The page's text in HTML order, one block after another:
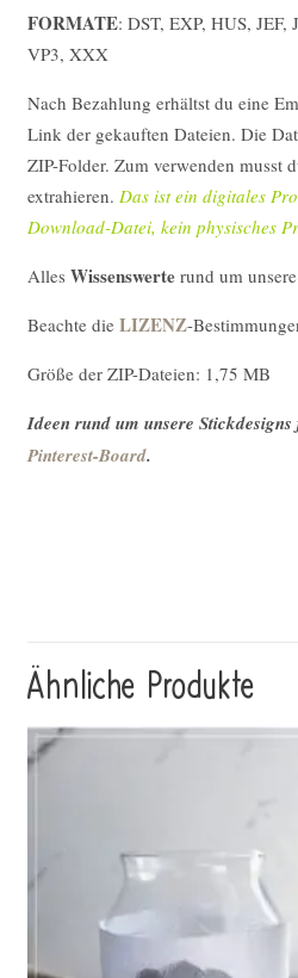
FORMATE: DST, EXP, HUS, JEF,
VP3, XXX
Nach Bezahlung erhältst du eine
Link der gekauften Dateien. Die
ZIP-Folder. Zum verwenden musst
extrahieren. Das ist ein digitales
Download-Datei, kein physisches
Alles Wissenswerterund um
Beachte die LIZENZ-
Größe der ZIP-Dateien: 1,75 MB
Ideen rund um unsere
Pinterest-Board.
Ähnliche Produkte